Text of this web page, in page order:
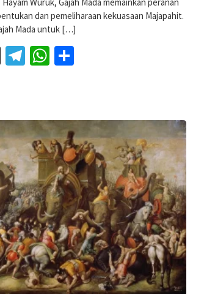
dan pemeliharaan kekuasaan Majapahit.
Mada untuk […]
Threads
Telegram
WhatsApp